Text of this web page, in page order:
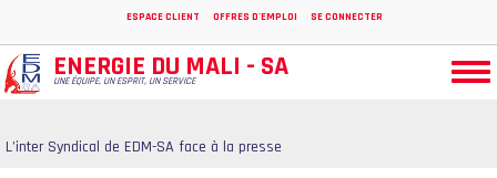
contenu
principal
ESPACE CLIENT OFFRES D'EMPLOI SE CONNECTER
ENERGIE DU MALI - SA
UNE ÉQUIPE, UN ESPRIT, UN SERVICE
L’inter Syndical de EDM-SA face à la presse